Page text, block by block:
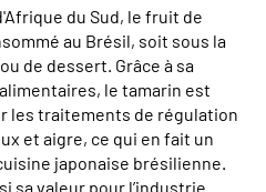
du Sud, le fruit de
au Brésil, soit sous la
de dessert. Grâce à sa
le tamarin est
les traitements de régulation
et aigre, ce qui en fait un
japonaise brésilienne.
sa valeur pour l’industrie